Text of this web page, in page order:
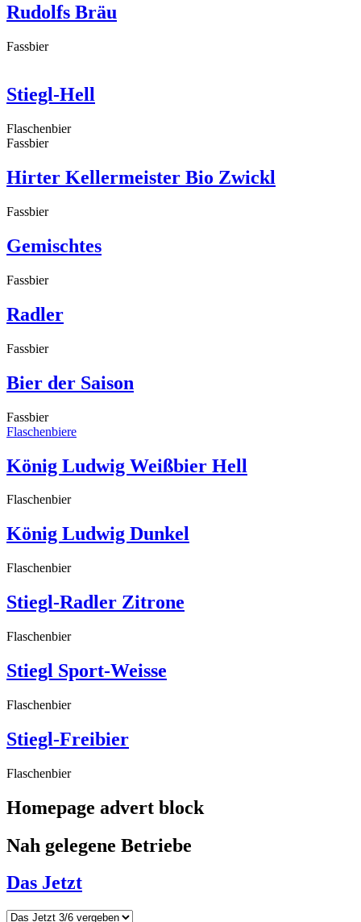
Rudolfs Bräu
Fassbier
Stiegl-Hell
Flaschenbier
Fassbier
Hirter Kellermeister Bio Zwickl
Fassbier
Gemischtes
Fassbier
Radler
Fassbier
Bier der Saison
Fassbier
Flaschenbiere
König Ludwig Weißbier Hell
Flaschenbier
König Ludwig Dunkel
Flaschenbier
Stiegl-Radler Zitrone
Flaschenbier
Stiegl Sport-Weisse
Flaschenbier
Stiegl-Freibier
Flaschenbier
Homepage advert block
Nah gelegene Betriebe
Das Jetzt